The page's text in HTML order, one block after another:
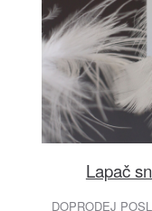
Lapač
DOPRODEJ